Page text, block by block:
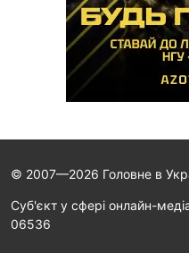
© 2007—2026 Головне в
Cуб'єкт у сфері онлайн-
06536